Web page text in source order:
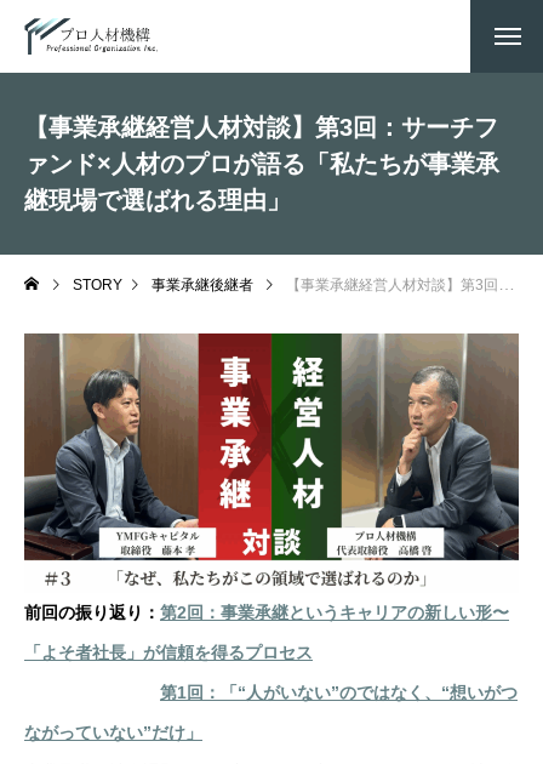
【事業承継経営人材対談】第3回：サーチフ
ァンド×人材のプロが語る「私たちが事業承
継現場で選ばれる理由」
STORY 事業承継後継者 【事業承継経営人材対談】第3回：サーチファンド×人材のプロが語る「私たちが事業承継現場で選ばれる理由」
前回の振り返り： 第2回：事業承継というキャリアの新しい形〜
「よそ者社長」が信頼を得るプロセス
第1回：「“人がいない”のではなく、“想いがつ
ながっていない”だけ」